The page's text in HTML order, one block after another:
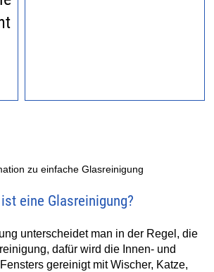
eine Glasreinigung?
unterscheidet man in der Regel, die
dafür wird die Innen- und
gereinigt mit Wischer, Katze,